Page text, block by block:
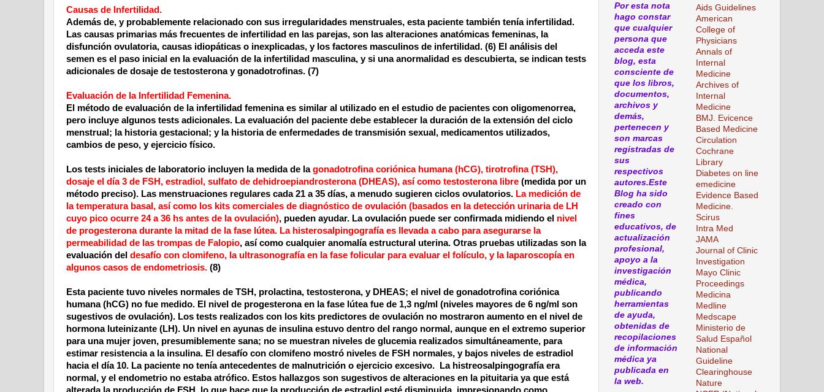
Causas de Infertilidad.
Además de, y probablemente relacionado con sus irregularidades menstruales, esta paciente también tenía infertilidad.
Las causas primarias más frecuentes de infertilidad en las parejas, son las alteraciones anatómicas femeninas, la
disfunción ovulatoria, causas idiopáticas o inexplicadas, y los factores masculinos de infertilidad. (6) El análisis del
semen es el paso inicial en la evaluación de la infertilidad masculina, y si una anormalidad es descubierta, se indican tests
adicionales de dosaje de testosterona y gonadotrofinas. (7)
Evaluación de la Infertilidad Femenina.
El método de evaluación de la infertilidad femenina es similar al utilizado en el estudio de pacientes con oligomenorrea,
pero incluye algunos tests adicionales. La evaluación del paciente debe establecer la duración de la extensión del ciclo
menstrual; la historia gestacional; y la historia de enfermedades de transmisión sexual, medicamentos utilizados,
cambios de peso, y ejercicio físico.
Los tests iniciales de laboratorio incluyen la medida de lagonadotrofina coriónica humana (hCG), tirotrofina (TSH),
dosaje el día 3 de FSH, estradiol, sulfato de dehidroepiandrosterona (DHEAS), así como testosterona libre (medida por un
método preciso). Las menstruaciones regulares cada21 a35 días, a menudo sugieren ciclos ovulatorios. La medición de
la temperatura basal, así como los kits comerciales de diagnóstico de ovulación (basados en la detección urinaria de LH
cuyo pico ocurre 24 a36 hs antes de laovulación), pueden ayudar. La ovulación puede ser confirmada midiendo el nivel
de progesterona durante la mitad de la fase lútea. La histerosalpingografía es llevada a cabo para asegurarse la
permeabilidad de las trompas de Falopio, así como cualquier anomalía estructural uterina. Otras pruebas utilizadas son la
evaluación del desafío con clomifeno, la ultrasonografía en la fase folicular para evaluar el folículo, y la laparoscopía en
algunos casos de endometriosis. (8)
Esta paciente tuvo niveles normales de TSH, prolactina, testosterona, y DHEAS; el nivel de gonadotrofina coriónica
humana (hCG) no fue medido. El nivel de progesterona en la fase lútea fue de 1,3 ng/ml (niveles mayores de 6 ng/ml son
sugestivos de ovulación). Los tests realizados con los kits predictores de ovulación no mostraron aumento en el nivel de
hormona luteinizante (LH). Un nivel en ayunas de insulina estuvo dentro del rango normal, aunque en el extremo superior
para una mujer joven, presumiblemente sana; no se muestran niveles de glucemia realizados simultáneamente, para
estimar resistencia a la insulina. El desafío con clomifeno mostró niveles de FSH normales, y bajos niveles de estradiol
hacia el día 10. La paciente no tenía antecedentes de malnutrición o ejercicio excesivo.
La histreosalpingografía era
normal, y el endometrio no estaba atrófico. Estos hallazgos son sugestivos de alteraciones en la pituitaria ya que está
Por esta nota
hago constar
que cualquier
persona que
acceda este
blog, esta
consciente de
que los libros,
documentos,
archivos y
demás,
pertenecen y
son marcas
registradas de
sus
respectivos
autores.Este
Blog ha sido
creado con
fines
educativos, de
actualización
profesional,
apoyo a la
investigación
médica,
publicando
herramientas
de ayuda,
obtenidas de
recopilaciones
de información
médica ya
publicada en
la web.
Aids Guidelines
American
College of
Physicians
Annals of
Internal
Medicine
Archives of
Internal
Medicine
BMJ. Evicence
Based Medicine
Circulation
Cochrane
Library
Diabetes on line
emedicine
Evidence Based
Medicine.
Scirus
Intra Med
JAMA
Journal of Clinic
Investigation
Mayo Clinic
Proceedings
Medicina
Medline
Medscape
Ministerio de
Salud Español
National
Guideline
Clearinghouse
Nature